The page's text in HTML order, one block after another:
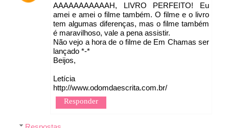
AAAAAAAAAAAH, LIVRO PERFEITO! Eu
amei e amei o filme também. O filme e o livro
tem algumas diferenças, mas o filme também
é maravilhoso, vale a pena assistir.
Não vejo a hora de o filme de Em Chamas ser
lançado *-*
Beijos,
Letícia
http://www.odomdaescrita.com.br/
Responder